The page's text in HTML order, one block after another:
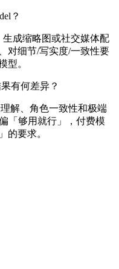
？
成缩略图或社交媒体配
对细节/写实度/一致性要
型。
有何差异？
解、角色一致性和极端
「够用就行」，付费模
的要求。